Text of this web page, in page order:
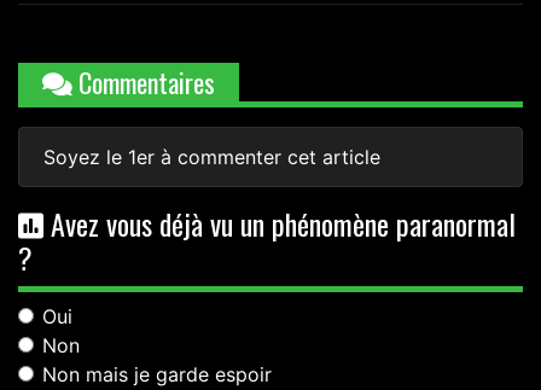
Commentaires
Soyez le 1er à commenter cet article
Avez vous déjà vu un phénomène paranormal
?
Oui
Non
Non mais je garde espoir